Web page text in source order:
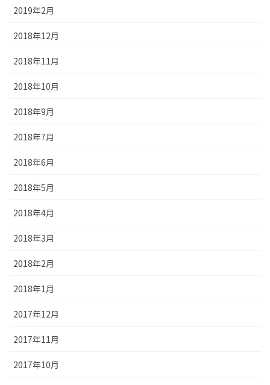
2019年2月
2018年12月
2018年11月
2018年10月
2018年9月
2018年7月
2018年6月
2018年5月
2018年4月
2018年3月
2018年2月
2018年1月
2017年12月
2017年11月
2017年10月